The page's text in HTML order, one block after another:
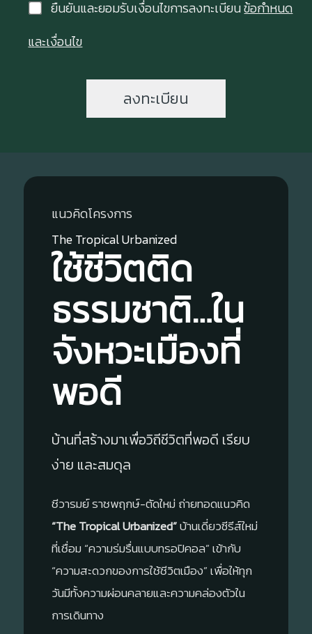
ยืนยันและยอมรับเงื่อนไขการลงทะเบียนข้อกำหนด
และเงื่อนไข
ลงทะเบียน
แนวคิดโครงการ
The Tropical Urbanized
ใช้ชีวิตติด
ธรรมชาติ…ใน
จังหวะเมืองที่
พอดี
บ้านที่สร้างมาเพื่อวิถีชีวิตที่พอดี เรียบ
ง่าย และสมดุล
ชีวารมย์ ราชพฤกษ์-ตัดใหม่ ถ่ายทอดแนวคิด
“The Tropical Urbanized”บ้านเดี่ยวซีรีส์ใหม่
ที่เชื่อม “ความร่มรื่นแบบทรอปิคอล” เข้ากับ
“ความสะดวกของการใช้ชีวิตเมือง” เพื่อให้ทุก
วันมีทั้งความผ่อนคลายและความคล่องตัวใน
การเดินทาง